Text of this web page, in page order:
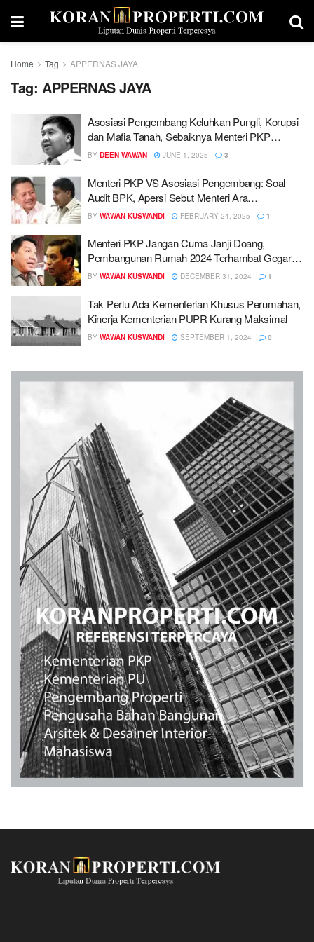
Home Tag APPERNAS JAYA
Tag: APPERNAS JAYA
Asosiasi Pengembang Keluhkan Pungli, Korupsi
dan Mafia Tanah, Sebaiknya Menteri PKP
Mundur Sekarang Juga…!!!
BY DEEN WAWAN JUNE 1, 2025 3
Menteri PKP VS Asosiasi Pengembang: Soal
Audit BPK, Apersi Sebut Menteri Ara
Gegabah…!!!
BY WAWAN KUSWANDI FEBRUARY 24, 2025 1
Menteri PKP Jangan Cuma Janji Doang,
Pembangunan Rumah 2024 Terhambat Gegara
Ini…!!!
BY WAWAN KUSWANDI DECEMBER 31, 2024 1
Tak Perlu Ada Kementerian Khusus Perumahan,
Kinerja Kementerian PUPR Kurang Maksimal
BY WAWAN KUSWANDI SEPTEMBER 1, 2024 0